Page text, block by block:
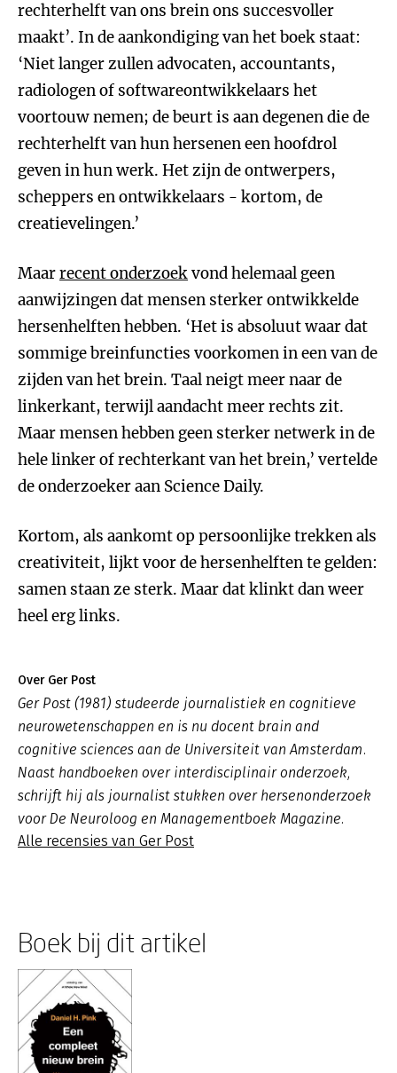
rechterhelft van ons brein ons succesvoller
maakt’. In de aankondiging van het boek staat:
‘Niet langer zullen advocaten, accountants,
radiologen of softwareontwikkelaars het
voortouw nemen; de beurt is aan degenen die de
rechterhelft van hun hersenen een hoofdrol
geven in hun werk. Het zijn de ontwerpers,
scheppers en ontwikkelaars - kortom, de
creatievelingen.’
Maarrecent onderzoekvond helemaal geen
aanwijzingen dat mensen sterker ontwikkelde
hersenhelften hebben. ‘Het is absoluut waar dat
sommige breinfuncties voorkomen in een van de
zijden van het brein. Taal neigt meer naar de
linkerkant, terwijl aandacht meer rechts zit.
Maar mensen hebben geen sterker netwerk in de
hele linker of rechterkant van het brein,’ vertelde
de onderzoeker aan Science Daily.
Kortom, als aankomt op persoonlijke trekken als
creativiteit, lijkt voor de hersenhelften te gelden:
samen staan ze sterk. Maar dat klinkt dan weer
heel erg links.
Over Ger Post
Ger Post (1981) studeerde journalistiek en cognitieve
neurowetenschappen en is nu docent brain and
cognitive sciences aan de Universiteit van Amsterdam.
Naast handboeken over interdisciplinair onderzoek,
schrijft hij als journalist stukken over hersenonderzoek
voor De Neuroloog en Managementboek Magazine.
Alle recensies van Ger Post
Boek bij dit artikel